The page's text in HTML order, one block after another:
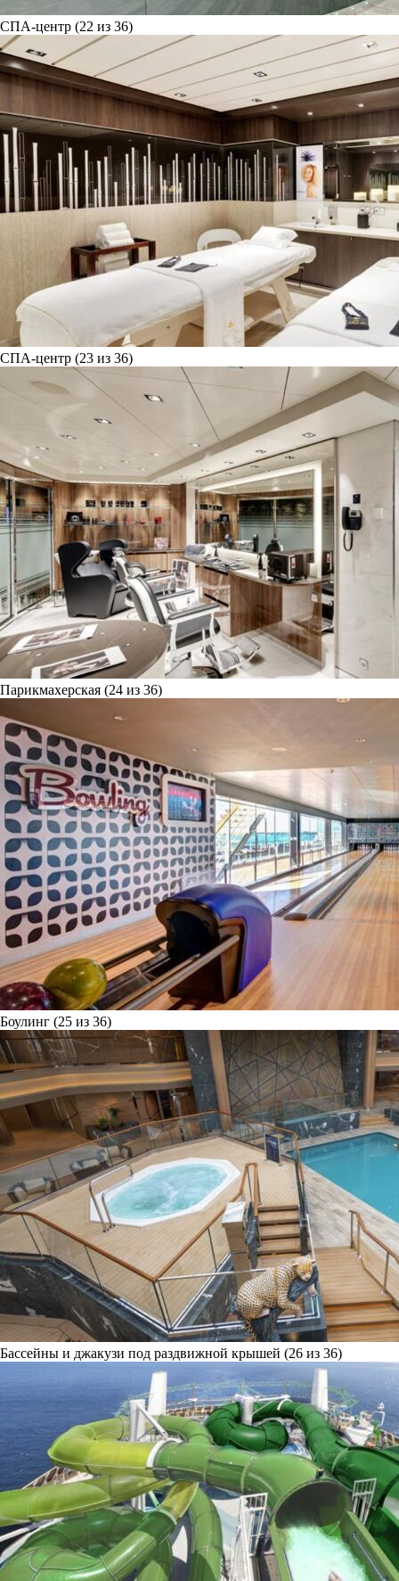
СПА-центр (22 из 36)
СПА-центр (23 из 36)
Парикмахерская (24 из 36)
Боулинг (25 из 36)
Бассейны и джакузи под раздвижной крышей (26 из 36)